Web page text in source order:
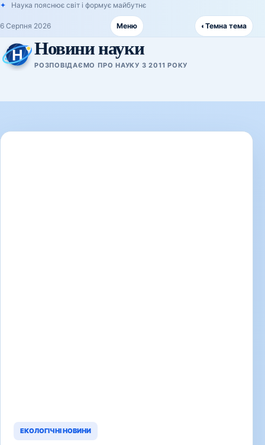
Наука пояснює світ і формує майбутнє
6 Серпня 2026 Меню ◐ Темна тема
Новини науки
РОЗПОВІДАЄМО ПРО НАУКУ З 2011 РОКУ
ЕКОЛОГІЧНІ НОВИНИ